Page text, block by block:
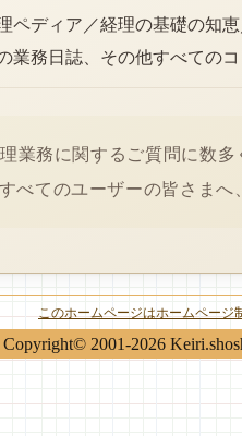
ペディア／経理の基礎の知
業務日誌、その他すべての
業務に関するご質問に数
べてのユーザーの皆さまへ
このホームページはホームページ
Copyright© 2001-2026